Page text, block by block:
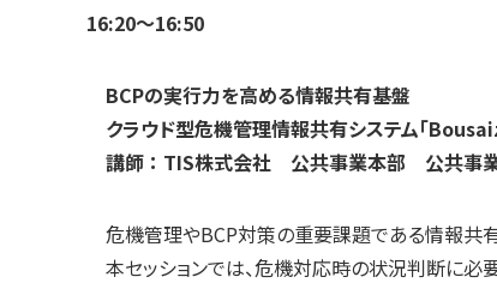
16:20～16:50
BCPの実行力を高める情報共有基盤
クラウド型危機管理情報共有システム「
講師 ： TIS株式会社 公共事業本部 公共
危機管理やBCP対策の重要課題である情報共
本セッションでは、危機対応時の状況判断に必